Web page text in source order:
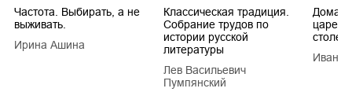
Частота. Выбирать, а не
выживать.
Ирина Ашина
Классическая традиция.
Собрание трудов по
истории русской
литературы
Лев Васильевич
Пумпянский
царей
Иван